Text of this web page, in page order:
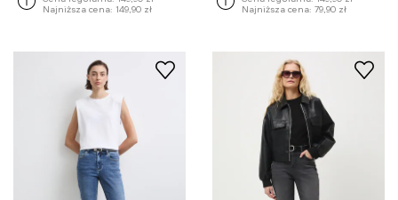
Najniższa cena: 149,90 zł
Najniższa cena: 79,90 zł